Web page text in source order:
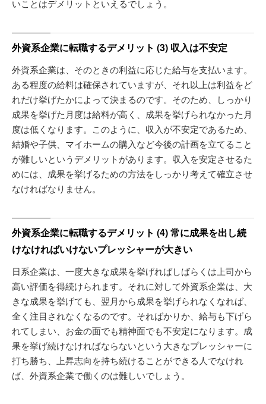
いことはデメリットといえるでしょう。
外資系企業に転職するデメリット (3) 収入は不安定
外資系企業は、そのときの利益に応じた給与を支払います。
ある程度の給料は確保されていますが、それ以上は利益をど
れだけ挙げたかによって決まるのです。そのため、しっかり
成果を挙げた月度は給料が高く、成果を挙げられなかった月
度は低くなります。このように、収入が不安定であるため、
結婚や子供、マイホームの購入など今後の計画を立てること
が難しいというデメリットがあります。収入を安定させるた
めには、成果を挙げるための方法をしっかり考えて確立させ
なければなりません。
外資系企業に転職するデメリット (4) 常に成果を出し続
けなければいけないプレッシャーが大きい
日系企業は、一度大きな成果を挙げればしばらくは上司から
高い評価を得続けられます。それに対して外資系企業は、大
きな成果を挙げても、翌月から成果を挙げられなくなれば、
全く注目されなくなるのです。そればかりか、給与も下げら
れてしまい、お金の面でも精神面でも不安定になります。成
果を挙げ続けなければならないという大きなプレッシャーに
打ち勝ち、上昇志向を持ち続けることができる人でなけれ
ば、外資系企業で働くのは難しいでしょう。